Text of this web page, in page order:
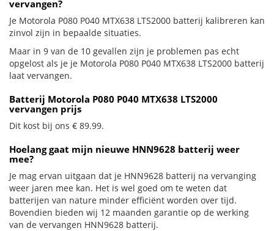
vervangen?
Je Motorola P080 P040 MTX638 LTS2000 batterij kalibreren kan
zinvol zijn in bepaalde situaties.
Maar in 9 van de 10 gevallen zijn je problemen pas echt
opgelost als je je Motorola P080 P040 MTX638 LTS2000 batterij
laat vervangen.
Batterij Motorola P080 P040 MTX638 LTS2000
vervangen prijs
Dit kost bij ons € 89.99.
Hoelang gaat mijn nieuwe HNN9628 batterij weer
mee?
Je mag ervan uitgaan dat je HNN9628 batterij na vervanging
weer jaren mee kan. Het is wel goed om te weten dat
batterijen van nature minder efficiënt worden over tijd.
Bovendien bieden wij 12 maanden garantie op de werking
van de vervangen HNN9628 batterij.